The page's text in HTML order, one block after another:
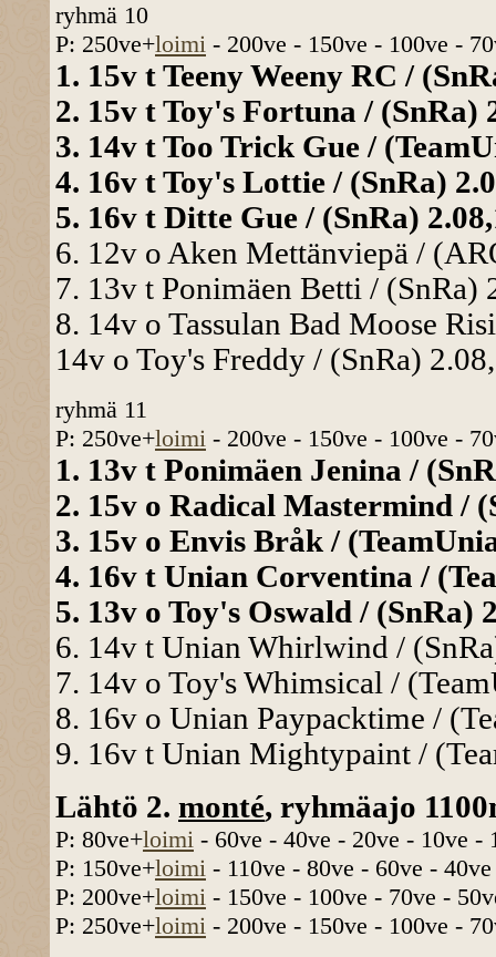
ryhmä 10
P: 250ve+loimi - 200ve - 150ve - 100ve -
1. 15v t Teeny Weeny RC /
2. 15v t Toy's Fortuna / (SnRa)
3. 14v t Too Trick Gue /
4. 16v t Toy's Lottie / (SnRa)
5. 16v t Ditte Gue / (SnRa)
6. 12v o Aken Mettänviepä /
7. 13v t Ponimäen Betti / (SnRa)
8. 14v o Tassulan Bad Moose
14v o Toy's Freddy / (SnRa)
ryhmä 11
P: 250ve+loimi - 200ve - 150ve - 100ve -
1. 13v t Ponimäen Jenina /
2. 15v o Radical Mastermind /
3. 15v o Envis Bråk /
4. 16v t Unian Corventina /
5. 13v o Toy's Oswald / (SnRa)
6. 14v t Unian Whirlwind /
7. 14v o Toy's Whimsical /
8. 16v o Unian Paypacktime /
9. 16v t Unian Mightypaint /
Lähtö 2. monté, ryhmäajo
P: 80ve+loimi - 60ve - 40ve - 20ve - 10ve -
P: 150ve+loimi - 110ve - 80ve - 60ve -
P: 200ve+loimi - 150ve - 100ve - 70ve -
P: 250ve+loimi - 200ve - 150ve - 100ve -